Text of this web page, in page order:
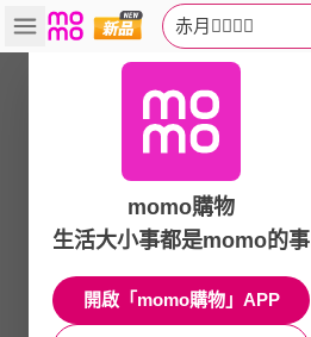
赤月
momo購物
生活大小事都是momo的事
開啟「momo購物」APP